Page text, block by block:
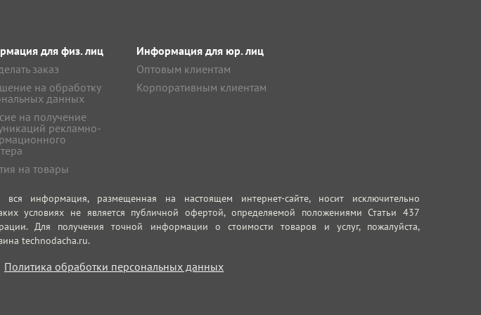
для физ. лиц
заказ
на обработку
данных
на получение
рекламно-
на товары
Информация для юр. лиц
Оптовым клиентам
Корпоративным клиентам
информация, размещенная на настоящем интернет-сайте, носит исключительно
условиях не является публичной офертой, определяемой положениями Статьи 437
Для получения точной информации о стоимости товаров и услуг, пожалуйста,
technodacha.ru.
Политика обработки персональных данных